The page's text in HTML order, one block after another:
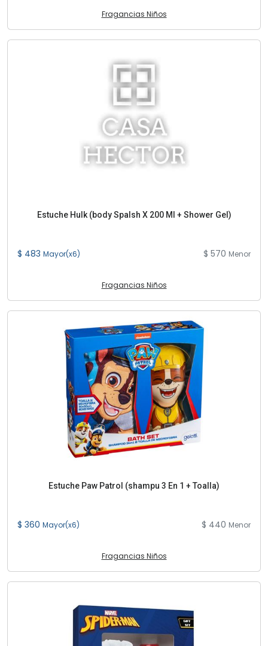
Fragancias Niños
Estuche Hulk (body Spalsh X 200 Ml + Shower Gel)
$ 483 Mayor(x6) $ 570 Menor
Fragancias Niños
Estuche Paw Patrol (shampu 3 En 1 + Toalla)
$ 360 Mayor(x6) $ 440 Menor
Fragancias Niños